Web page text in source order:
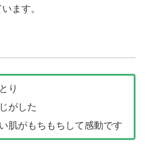
ます。
り
がした
肌がもちもちして感動です